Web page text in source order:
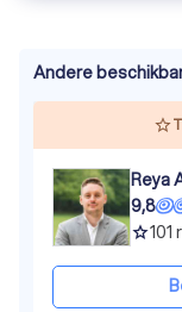
Andere
Reya
9,8
grade101